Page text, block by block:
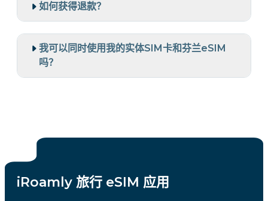
如何获得退款？
我可以同时使用我的实体SIM卡和芬兰eSIM
吗？
iRoamly 旅行 eSIM 应用